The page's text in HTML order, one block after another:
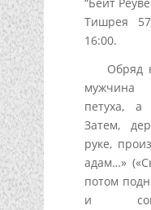
Тишрея
16:00.
Обряд
мужчина
петуха,
Затем,
руке,
адам…»
потом
и